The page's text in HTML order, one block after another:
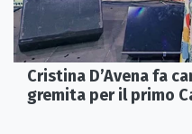
Cristina D’Avena fa
gremita per il primo